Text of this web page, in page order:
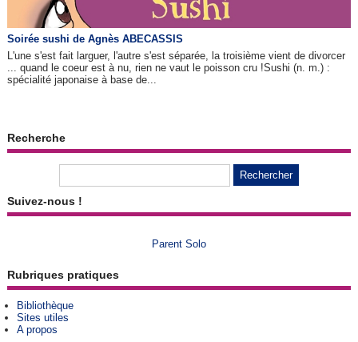
Soirée sushi de Agnès ABECASSIS
L'une s'est fait larguer, l'autre s'est séparée, la troisième vient de divorcer
... quand le coeur est à nu, rien ne vaut le poisson cru !Sushi (n. m.) :
spécialité japonaise à base de...
Recherche
Suivez-nous !
Parent Solo
Rubriques pratiques
Bibliothèque
Sites utiles
A propos